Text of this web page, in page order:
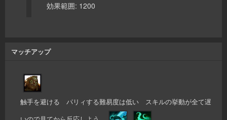
効果範囲: 1200
マッチアップ
触手を避ける パリィする難易度は低い スキルの挙動が全て遅